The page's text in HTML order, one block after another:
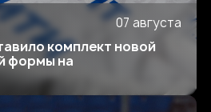
07 августа
комплект новой
формы на